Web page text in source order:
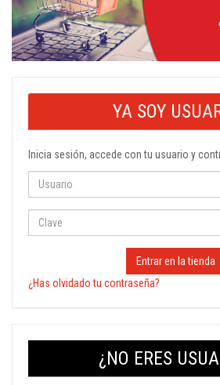
YA SOY
Inicia sesión, accede con tu usuario y
Entrar en la tienda
¿Has olvidado tu contraseña?
¿NO ERES